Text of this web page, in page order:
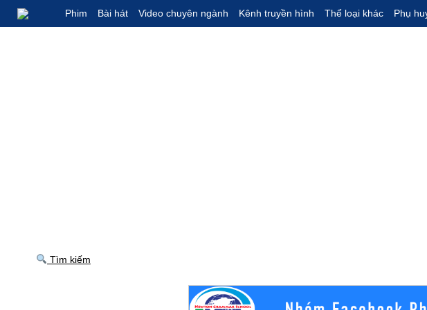
Phim Bài hát Video chuyên ngành Kênh truyền hình Thể loại khác Phụ
Tìm kiếm